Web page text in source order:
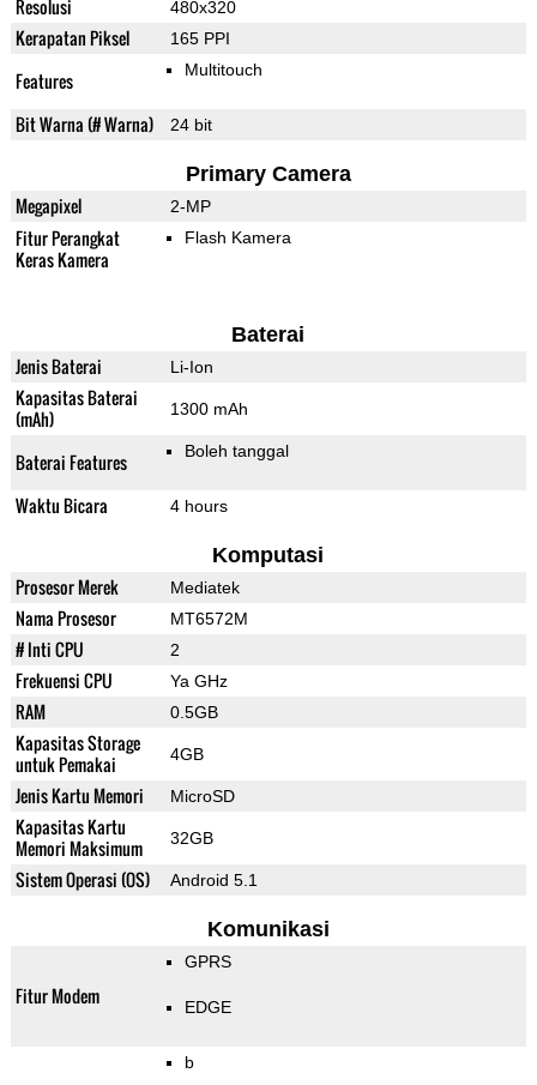
Resolusi 480x320
Kerapatan Piksel 165 PPI
Features Multitouch
Bit Warna (# Warna) 24 bit
Primary Camera
Megapixel 2-MP
Fitur Perangkat
Keras Kamera
Flash Kamera
Baterai
Jenis Baterai Li-Ion
Kapasitas Baterai
(mAh)
1300 mAh
Baterai Features Boleh tanggal
Waktu Bicara 4 hours
Komputasi
Prosesor Merek Mediatek
Nama Prosesor MT6572M
# Inti CPU 2
Frekuensi CPU Ya GHz
RAM 0.5GB
Kapasitas Storage
untuk Pemakai
4GB
Jenis Kartu Memori MicroSD
Kapasitas Kartu
Memori Maksimum
32GB
Sistem Operasi (OS) Android 5.1
Komunikasi
Fitur Modem
GPRS
EDGE
b